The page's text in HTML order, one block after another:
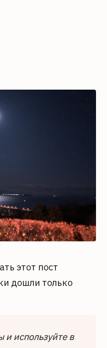
этот пост
дошли только
используйте в